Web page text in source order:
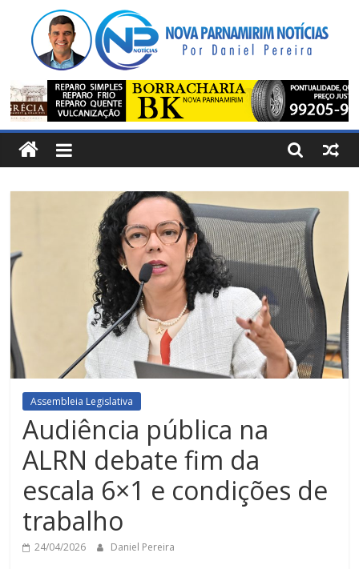
conteúdo
Nova
Parnamirim
Notícias
Pereira
Assembleia Legislativa
Audiência pública na
ALRN debate fim da
escala 6×1 e condições de
trabalho
24/04/2026 Daniel Pereira